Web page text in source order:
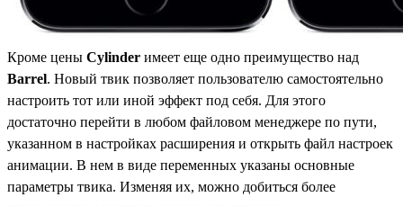
Кроме цены Cylinder имеет еще одно преимущество над
Barrel. Новый твик позволяет пользователю самостоятельно
настроить тот или иной эффект под себя. Для этого
достаточно перейти в любом файловом менеджере по пути,
указанном в настройках расширения и открыть файл настроек
анимации. В нем в виде переменных указаны основные
параметры твика. Изменяя их, можно добиться более